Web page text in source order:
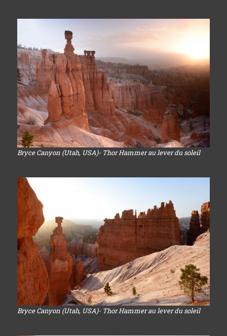
Bryce Canyon (Utah, USA)- Thor Hammer au lever du soleil
Bryce Canyon (Utah, USA)- Thor Hammer au lever du soleil